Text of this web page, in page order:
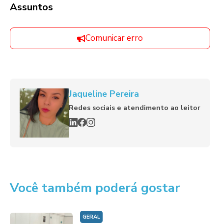
Assuntos
Comunicar erro
Jaqueline Pereira
Redes sociais e atendimento ao leitor
Você também poderá gostar
GERAL